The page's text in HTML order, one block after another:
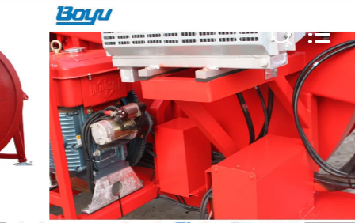
HUIS
PRODUCTEN
ONGEVEER
ONS
All
Rights
Reserved.